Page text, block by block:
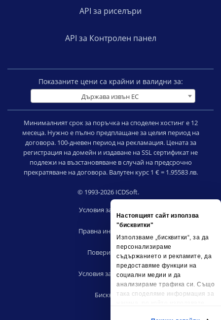
Настоящият сайт използва
"бисквитки"
Използваме „бисквитки“, за да
персонализираме
съдържанието и рекламите, да
предоставяме функции на
социални медии и да
анализираме трафика си. Също
така споделяме информация за
API за риселъри
API за Контролен панел
Показаните цени са крайни и валидни за:
Държава извън ЕС
Минималният срок за поръчка на споделен хостинг е 12
месеца. Нужно е пълно предплащане за целия период на
договора. 100-дневен период на рекламация. Цената за
регистрация на домейн и издаване на SSL сертификат не
подлежи на възстановяване в случай на предсрочно
прекратяване на договора. Валутен курс 1 € = 1.95583 лв.
© 1993-2026 ICDSoft.
Условия за ползване
Правна информация
Поверителност
Условия за риселъри
Бисквитки